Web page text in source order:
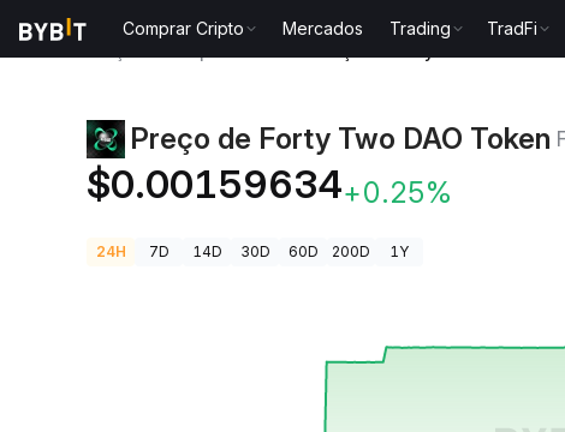
Comprar Cripto Mercados Trading TradFi
Preço de Forty Two DAO Token
$0.00159634+0.25%
24H 7D 14D 30D 60D 200D 1Y